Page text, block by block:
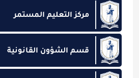
مركز التعليم المستمر
قسم الشؤون القانونية